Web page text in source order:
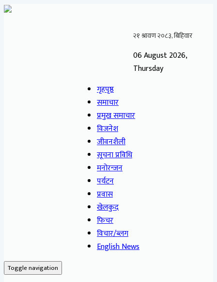
06 August 2026,
Thursday
गृहपृष्ठ
समाचार
प्रमुख समाचार
विजनेश
जीवनशैली
सूचना प्रविधि
मनोरन्जन
पर्यटन
प्रवास
खेलकुद
फिचर
विचार/ब्लग
English News
Toggle navigation